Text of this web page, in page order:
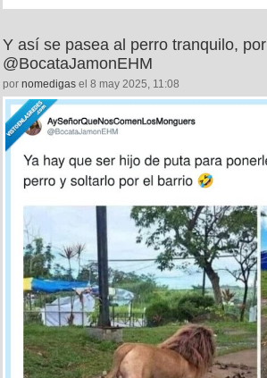
Y así se pasea al perro tranquilo, por
@BocataJamonEHM
por nomedigas el 8 may 2025, 11:08